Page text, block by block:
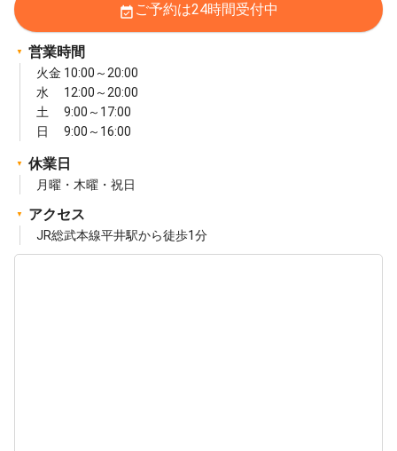
event_available ご予約は24時間受付中
営業時間
火金 10:00～20:00
水 12:00～20:00
土 9:00～17:00
日 9:00～16:00
休業日
月曜・木曜・祝日
アクセス
JR総武本線平井駅から徒歩1分